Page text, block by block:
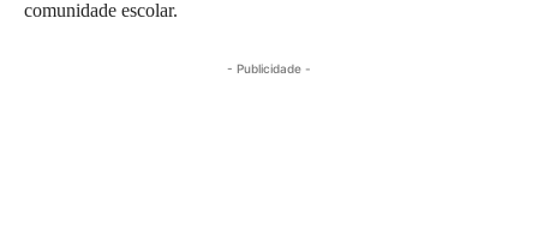
comunidade escolar.
- Publicidade -